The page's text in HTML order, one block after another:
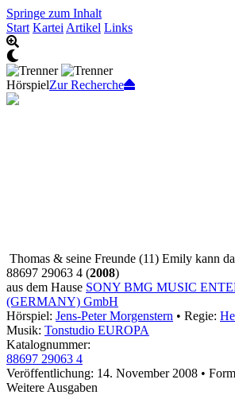
Springe zum Inhalt
Start Kartei Artikel Links
HörspielZur Recherche
Thomas & seine Freunde (11) Emily kann
88697 29063 4 (2008)
aus dem Hause SONY BMG MUSIC
(GERMANY) GmbH
Hörspiel: Jens-Peter Morgenstern • Regie:
Musik: Tonstudio EUROPA
Katalognummer:
88697 29063 4
Veröffentlichung: 14. November 2008 •
Weitere Ausgaben